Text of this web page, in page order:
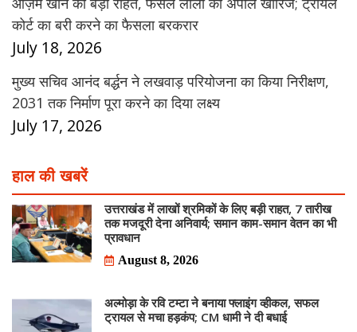
कोर्ट का बरी करने का फैसला बरकरार
July 18, 2026
मुख्य सचिव आनंद बर्द्धन ने लखवाड़ परियोजना का किया निरीक्षण,
2031 तक निर्माण पूरा करने का दिया लक्ष्य
July 17, 2026
हाल की खबरें
उत्तराखंड में लाखों श्रमिकों के लिए बड़ी राहत, 7 तारीख
तक मजदूरी देना अनिवार्य; समान काम-समान वेतन का भी
प्रावधान
August 8, 2026
अल्मोड़ा के रवि टम्टा ने बनाया फ्लाइंग व्हीकल, सफल
ट्रायल से मचा हड़कंप; CM धामी ने दी बधाई